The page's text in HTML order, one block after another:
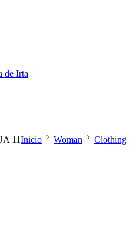
de Irta
11Inicio Woman
Clothing